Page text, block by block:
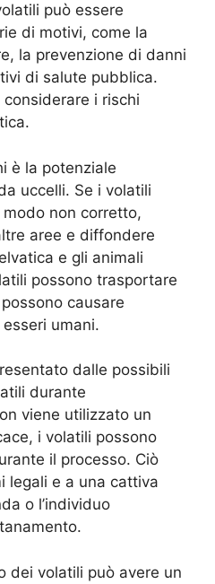
può essere
di motivi, come la
la prevenzione di danni
di salute pubblica.
i rischi
è la potenziale
uccelli. Se i volatili
non corretto,
aree e diffondere
e gli animali
possono trasportare
causare
umani.
dalle possibili
durante
viene utilizzato un
i volatili possono
il processo. Ciò
legali e a una cattiva
o l’individuo
dei volatili può avere un